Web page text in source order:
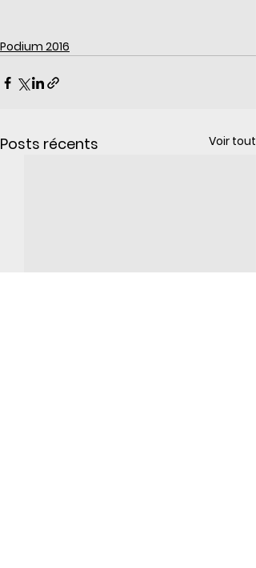
Podium 2016
Posts récents Voir tout